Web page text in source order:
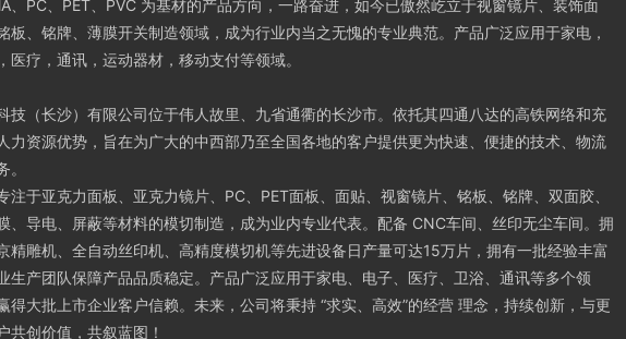
、PC、PET、PVC 为基材的产品方向，一路奋进，如今已傲然屹立于视窗镜片、装饰面
板、铭牌、薄膜开关制造领域，成为行业内当之无愧的专业典范。产品广泛应用于家电，
医疗，通讯，运动器材，移动支付等领域。
技（长沙）有限公司位于伟人故里、九省通衢的长沙市。依托其四通八达的高铁网络和充
力资源优势，旨在为广大的中西部乃至全国各地的客户提供更为快速、便捷的技术、物流
。
注于亚克力面板、亚克力镜片、PC、PET面板、面贴、视窗镜片、铭板、铭牌、双面胶、
、导电、屏蔽等材料的模切制造，成为业内专业代表。配备 CNC车间、丝印无尘车间。拥
精雕机、全自动丝印机、高精度模切机等先进设备日产量可达15万片，拥有一批经验丰富
生产团队保障产品品质稳定。产品广泛应用于家电、电子、医疗、卫浴、通讯等多个领
得大批上市企业客户信赖。未来，公司将秉持 “求实、高效”的经营 理念，持续创新，与更
共创价值，共叙蓝图！